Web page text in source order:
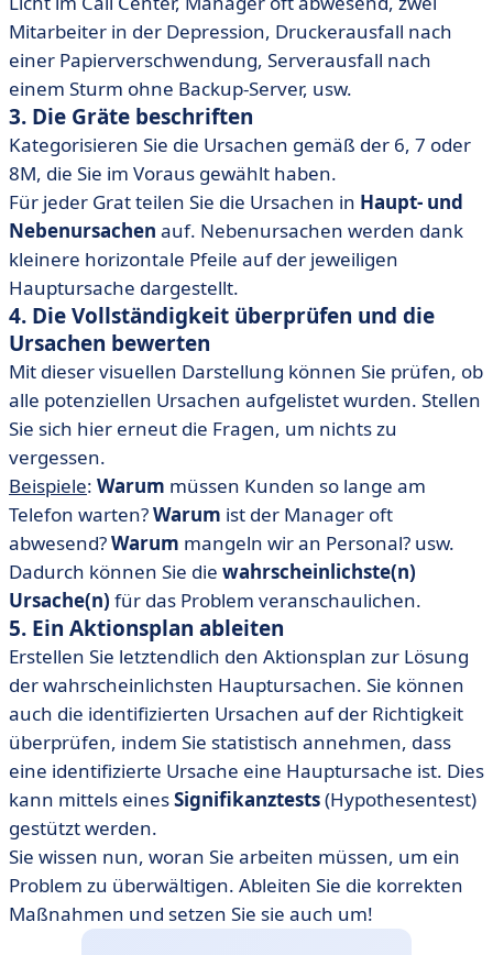
Mitarbeiter in der Depression, Druckerausfall nach
einer Papierverschwendung, Serverausfall nach
einem Sturm ohne Backup-Server, usw.
3. Die Gräte beschriften
Kategorisieren Sie die Ursachen gemäß der 6, 7 oder
8M, die Sie im Voraus gewählt haben.
Für jeder Grat teilen Sie die Ursachen in Haupt- und
Nebenursachen auf. Nebenursachen werden dank
kleinere horizontale Pfeile auf der jeweiligen
Hauptursache dargestellt.
4. Die Vollständigkeit überprüfen und die
Ursachen bewerten
Mit dieser visuellen Darstellung können Sie prüfen, ob
alle potenziellen Ursachen aufgelistet wurden. Stellen
Sie sich hier erneut die Fragen, um nichts zu
vergessen.
Beispiele: Warum müssen Kunden so lange am
Telefon warten?Warum ist der Manager oft
abwesend?Warum mangeln wir an Personal? usw.
Dadurch können Sie die wahrscheinlichste(n)
Ursache(n) für das Problem veranschaulichen.
5. Ein Aktionsplan ableiten
Erstellen Sie letztendlich den Aktionsplan zur Lösung
der wahrscheinlichsten Hauptursachen. Sie können
auch die identifizierten Ursachen auf der Richtigkeit
überprüfen, indem Sie statistisch annehmen, dass
eine identifizierte Ursache eine Hauptursache ist. Dies
kann mittels einesSignifikanztests(Hypothesentest)
gestützt werden.
Sie wissen nun, woran Sie arbeiten müssen, um ein
Problem zu überwältigen. Ableiten Sie die korrekten
Maßnahmen und setzen Sie sie auch um!